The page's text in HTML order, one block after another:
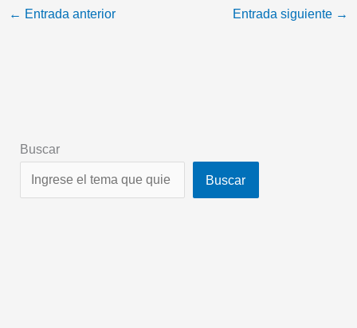
← Entrada anterior Entrada siguiente →
Buscar
Buscar